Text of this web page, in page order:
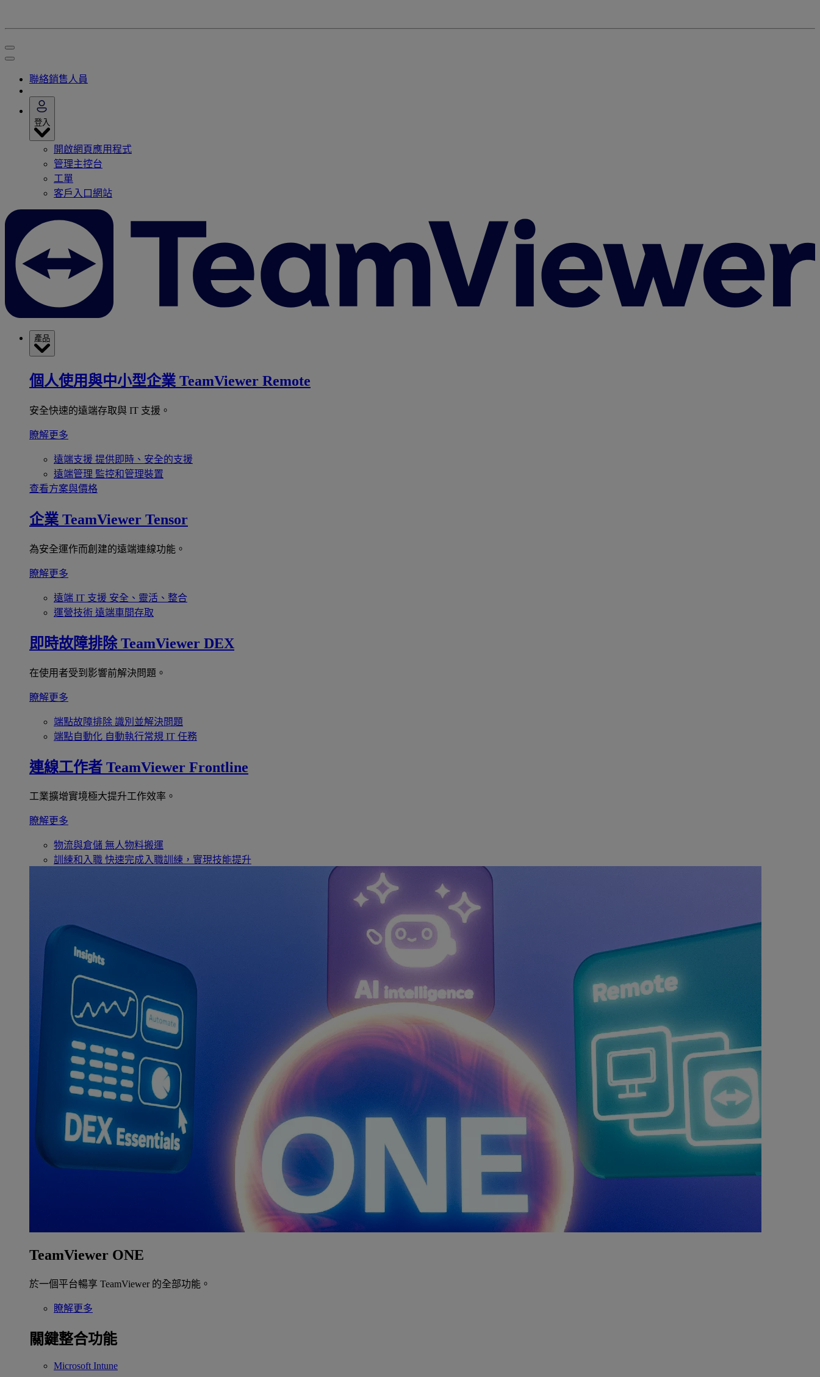
聯絡銷售人員
登入
開啟網頁應用程式
管理主控台
工單
客戶入口網站
產品
個人使用與中小型企業 TeamViewer Remote
安全快速的遠端存取與 IT 支援。
瞭解更多
遠端支援 提供即時、安全的支援
遠端管理 監控和管理裝置
查看方案與價格
企業 TeamViewer Tensor
為安全運作而創建的遠端連線功能。
瞭解更多
遠端 IT 支援 安全、靈活、整合
運營技術 遠端車間存取
即時故障排除 TeamViewer DEX
在使用者受到影響前解決問題。
瞭解更多
端點故障排除 識別並解決問題
端點自動化 自動執行常規 IT 任務
連線工作者 TeamViewer Frontline
工業擴增實境極大提升工作效率。
瞭解更多
物流與倉儲 無人物料搬運
訓練和入職 快速完成入職訓練，實現技能提升
TeamViewer ONE
於一個平台暢享 TeamViewer 的全部功能。
瞭解更多
關鍵整合功能
Microsoft Intune